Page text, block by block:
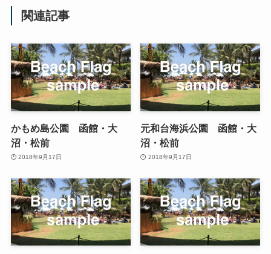
関連記事
かもめ島公園 函館・大
沼・松前
2018年9月17日
元和台海浜公園 函館・大
沼・松前
2018年9月17日